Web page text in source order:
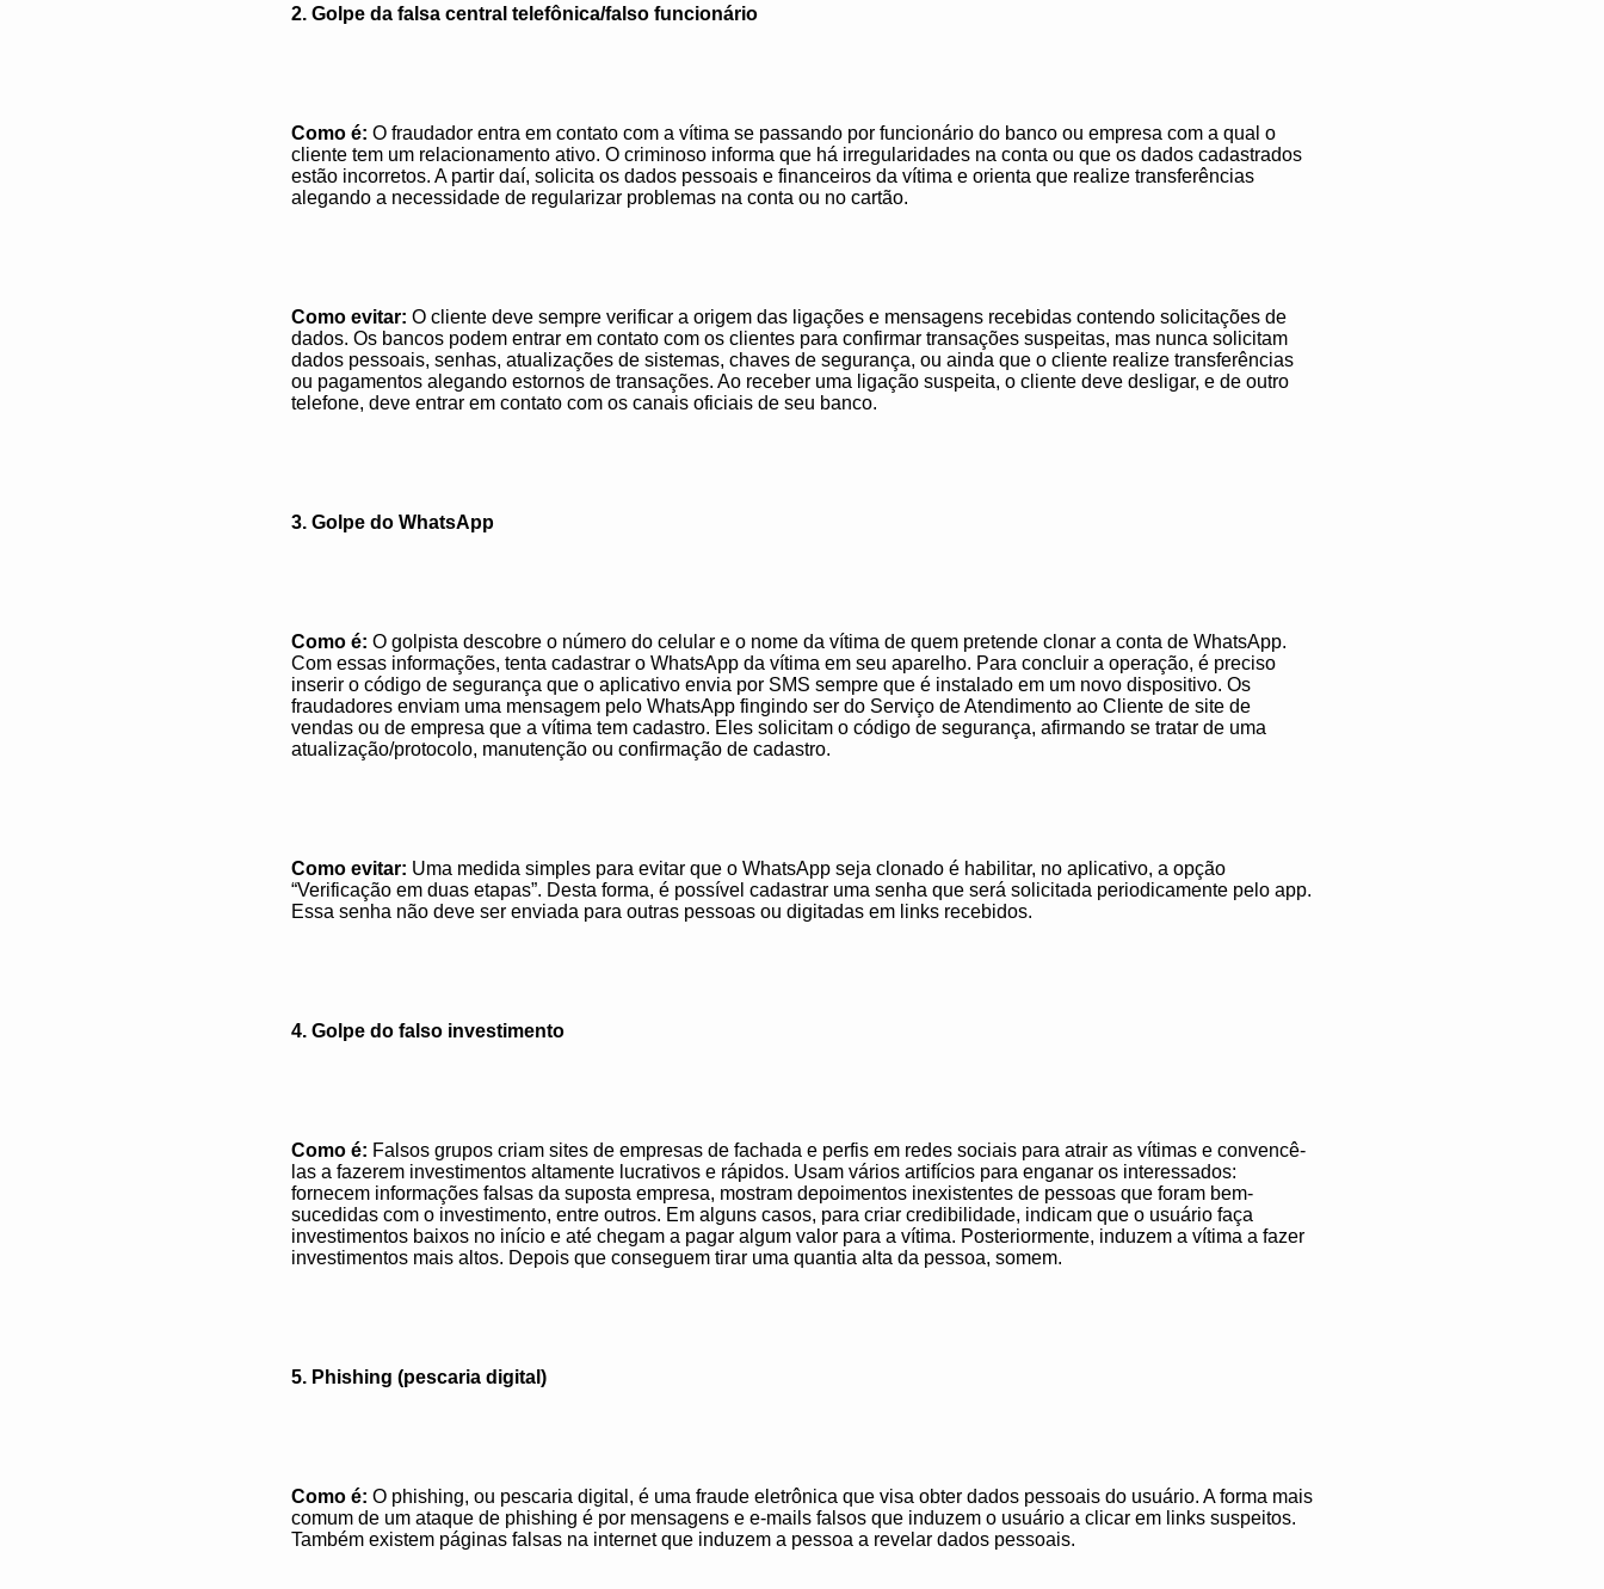
2. Golpe da falsa central telefônica/falso funcionário
Como é: O fraudador entra em contato com a vítima se passando por funcionário do banco ou empresa com a qual o
cliente tem um relacionamento ativo. O criminoso informa que há irregularidades na conta ou que os dados cadastrados
estão incorretos. A partir daí, solicita os dados pessoais e financeiros da vítima e orienta que realize transferências
alegando a necessidade de regularizar problemas na conta ou no cartão.
Como evitar: O cliente deve sempre verificar a origem das ligações e mensagens recebidas contendo solicitações de
dados. Os bancos podem entrar em contato com os clientes para confirmar transações suspeitas, mas nunca solicitam
dados pessoais, senhas, atualizações de sistemas, chaves de segurança, ou ainda que o cliente realize transferências
ou pagamentos alegando estornos de transações. Ao receber uma ligação suspeita, o cliente deve desligar, e de outro
telefone, deve entrar em contato com os canais oficiais de seu banco.
3. Golpe do WhatsApp
Como é: O golpista descobre o número do celular e o nome da vítima de quem pretende clonar a conta de WhatsApp.
Com essas informações, tenta cadastrar o WhatsApp da vítima em seu aparelho. Para concluir a operação, é preciso
inserir o código de segurança que o aplicativo envia por SMS sempre que é instalado em um novo dispositivo. Os
fraudadores enviam uma mensagem pelo WhatsApp fingindo ser do Serviço de Atendimento ao Cliente de site de
vendas ou de empresa que a vítima tem cadastro. Eles solicitam o código de segurança, afirmando se tratar de uma
atualização/protocolo, manutenção ou confirmação de cadastro.
Como evitar: Uma medida simples para evitar que o WhatsApp seja clonado é habilitar, no aplicativo, a opção
“Verificação em duas etapas”. Desta forma, é possível cadastrar uma senha que será solicitada periodicamente pelo app.
Essa senha não deve ser enviada para outras pessoas ou digitadas em links recebidos.
4. Golpe do falso investimento
Como é: Falsos grupos criam sites de empresas de fachada e perfis em redes sociais para atrair as vítimas e convencê-
las a fazerem investimentos altamente lucrativos e rápidos. Usam vários artifícios para enganar os interessados:
fornecem informações falsas da suposta empresa, mostram depoimentos inexistentes de pessoas que foram bem-
sucedidas com o investimento, entre outros. Em alguns casos, para criar credibilidade, indicam que o usuário faça
investimentos baixos no início e até chegam a pagar algum valor para a vítima. Posteriormente, induzem a vítima a fazer
investimentos mais altos. Depois que conseguem tirar uma quantia alta da pessoa, somem.
5. Phishing (pescaria digital)
Como é: O phishing, ou pescaria digital, é uma fraude eletrônica que visa obter dados pessoais do usuário. A forma mais
comum de um ataque de phishing é por mensagens e e-mails falsos que induzem o usuário a clicar em links suspeitos.
Também existem páginas falsas na internet que induzem a pessoa a revelar dados pessoais.